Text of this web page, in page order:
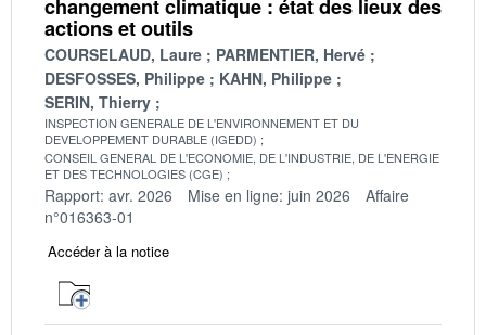
changement climatique : état des lieux des
actions et outils
COURSELAUD, Laure
PARMENTIER, Hervé
DESFOSSES, Philippe
KAHN, Philippe
SERIN, Thierry
INSPECTION GENERALE DE L'ENVIRONNEMENT ET DU
DEVELOPPEMENT DURABLE (IGEDD)
CONSEIL GENERAL DE L'ECONOMIE, DE L'INDUSTRIE, DE L'ENERGIE
ET DES TECHNOLOGIES (CGE)
Rapport: avr. 2026 Mise en ligne: juin 2026
Affaire
n°016363-01
Accéder à la notice